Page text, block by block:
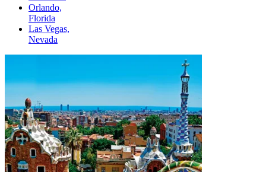
Orlando,
Florida
Las Vegas,
Nevada